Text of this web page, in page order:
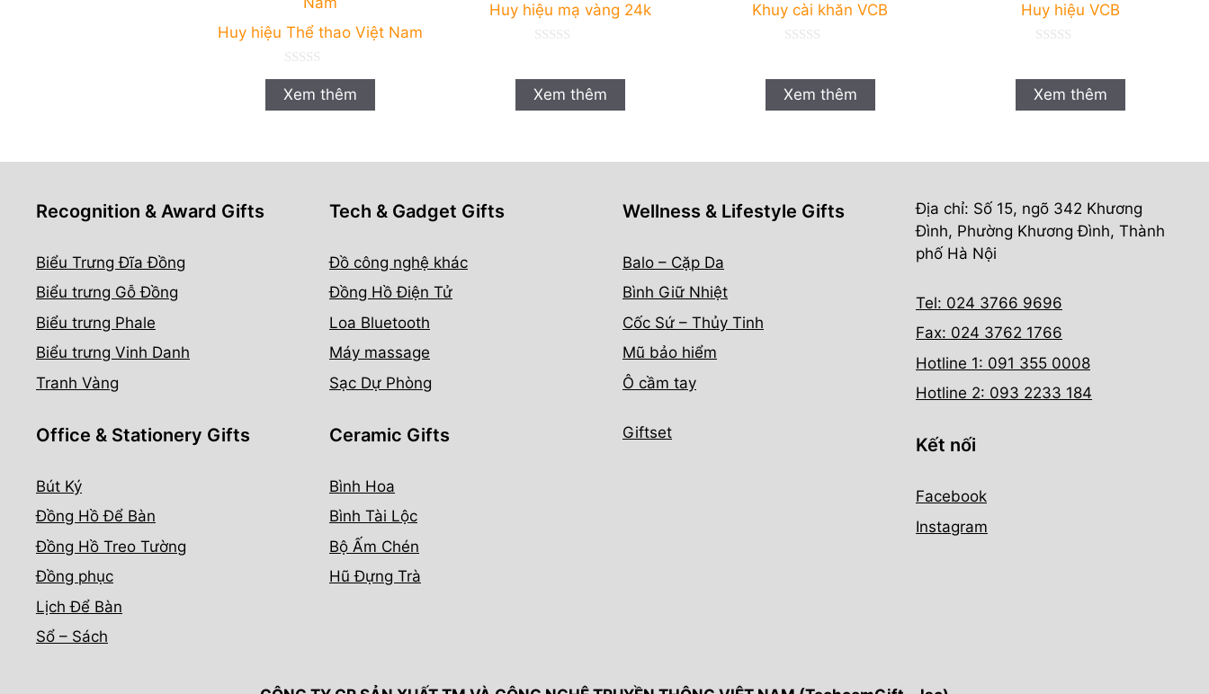
Huy hiệu Thể thao Việt Nam
0
n
g
o
Xem thêm
Huy hiệu mạ vàng 24k
g
o
à
Xem thêm
Khuy cài khăn VCB
g
o
à
Xem thêm
Huy hiệu VCB
g
o
à
Xem thêm
Recognition & Award Gifts
Biểu Trưng Đĩa Đồng
Biểu trưng Gỗ Đồng
Biểu trưng Phale
Biểu trưng Vinh Danh
Tranh Vàng
Office & Stationery Gifts
Bút Ký
Đồng Hồ Để Bàn
Đồng Hồ Treo Tường
Đồng phục
Lịch Để Bàn
Sổ – Sách
Tech & Gadget Gifts
Đồ công nghệ khác
Đồng Hồ Điện Tử
Loa Bluetooth
Máy massage
Sạc Dự Phòng
Ceramic Gifts
Bình Hoa
Bình Tài Lộc
Bộ Ấm Chén
Hũ Đựng Trà
Wellness & Lifestyle Gifts
Balo – Cặp Da
Bình Giữ Nhiệt
Cốc Sứ – Thủy Tinh
Mũ bảo hiểm
Ô cầm tay
Giftset
Địa chỉ: Số 15, ngõ 342 Khương
Đình, Phường Khương Đình, Thành
phố Hà Nội
Tel: 024 3766 9696
Fax: 024 3762 1766
Hotline 1: 091 355 0008
Hotline 2: 093 2233 184
Kết nối
Facebook
Instagram